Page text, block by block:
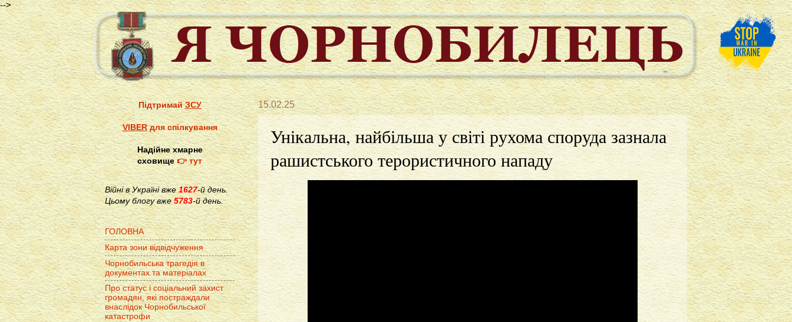
-->
15.02.25
Унікальна, найбільша у світі рухома споруда зазнала
рашистського терористичного нападу
ПідтримайЗСУ
VIBERдля спілкування
Надійне хмарне
сховище👉 тут
Війні в Україні вже1627-й день.
Цьому блогу вже 5783-й день.
ГОЛОВНА
Карта зони відвідчуження
Чорнобильська трагедія в
документах та матеріалах
Про статус і соціальний захист
громадян, які постраждали
внаслідок Чорнобильської
катастрофи